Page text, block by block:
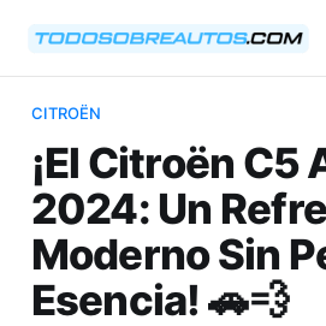
CITROËN
¡El Citroën C5
2024: Un
Moderno Sin
Esencia! 🚗💨